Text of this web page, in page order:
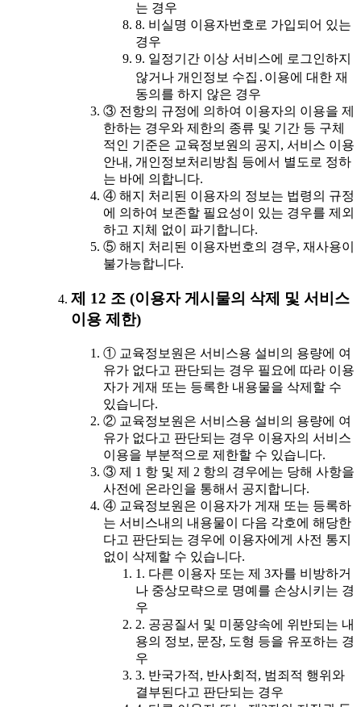
는 경우
8. 비실명 이용자번호로 가입되어 있는
경우
9. 일정기간 이상 서비스에 로그인하지
않거나 개인정보 수집․이용에 대한 재
동의를 하지 않은 경우
③ 전항의 규정에 의하여 이용자의 이용을 제
한하는 경우와 제한의 종류 및 기간 등 구체
적인 기준은 교육정보원의 공지, 서비스 이용
안내, 개인정보처리방침 등에서 별도로 정하
는 바에 의합니다.
④ 해지 처리된 이용자의 정보는 법령의 규정
에 의하여 보존할 필요성이 있는 경우를 제외
하고 지체 없이 파기합니다.
⑤ 해지 처리된 이용자번호의 경우, 재사용이
불가능합니다.
제 12 조 (이용자 게시물의 삭제 및 서비스
이용 제한)
① 교육정보원은 서비스용 설비의 용량에 여
유가 없다고 판단되는 경우 필요에 따라 이용
자가 게재 또는 등록한 내용물을 삭제할 수
있습니다.
② 교육정보원은 서비스용 설비의 용량에 여
유가 없다고 판단되는 경우 이용자의 서비스
이용을 부분적으로 제한할 수 있습니다.
③ 제 1 항 및 제 2 항의 경우에는 당해 사항을
사전에 온라인을 통해서 공지합니다.
④ 교육정보원은 이용자가 게재 또는 등록하
는 서비스내의 내용물이 다음 각호에 해당한
다고 판단되는 경우에 이용자에게 사전 통지
없이 삭제할 수 있습니다.
1. 다른 이용자 또는 제 3자를 비방하거
나 중상모략으로 명예를 손상시키는 경
우
2. 공공질서 및 미풍양속에 위반되는 내
용의 정보, 문장, 도형 등을 유포하는 경
우
3. 반국가적, 반사회적, 범죄적 행위와
결부된다고 판단되는 경우